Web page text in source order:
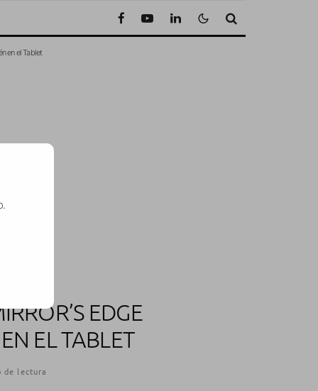
en el Tablet
EDGE
EL TABLET
de lectura